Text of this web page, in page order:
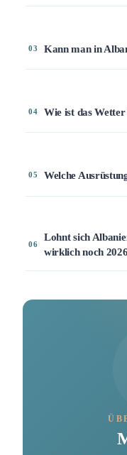
03 Kann man in
04 Wie ist das
05 Welche
06
Lohnt sich
wirklich noch